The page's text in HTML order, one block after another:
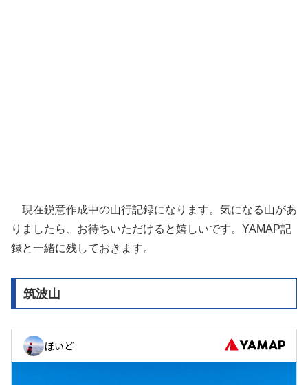
現在鋭意作成中の山行記録になります。気になる山があ
りましたら、お待ちいただけると嬉しいです。YAMAP記
録と一緒に残しておきます。
筑波山